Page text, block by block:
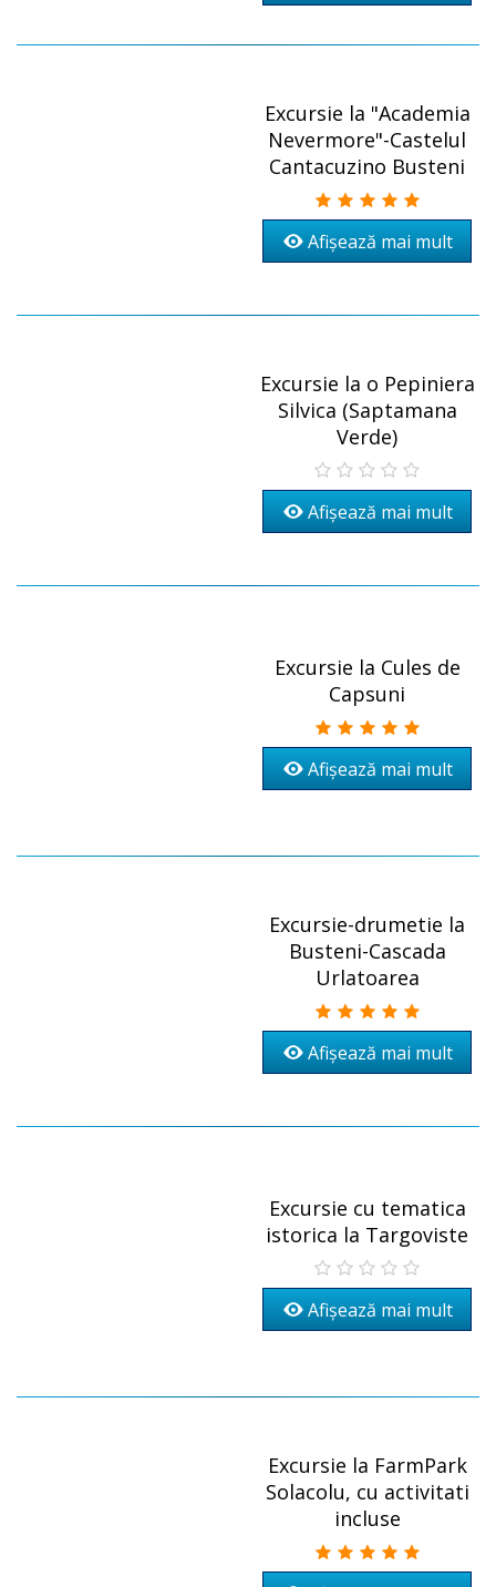
Excursie la "Academia
Nevermore"-Castelul
Cantacuzino Busteni
Afișează mai mult
Excursie la o Pepiniera
Silvica (Saptamana
Verde)
Afișează mai mult
Excursie la Cules de
Capsuni
Afișează mai mult
Excursie-drumetie la
Busteni-Cascada
Urlatoarea
Afișează mai mult
Excursie cu tematica
istorica la Targoviste
Afișează mai mult
Excursie la FarmPark
Solacolu, cu activitati
incluse